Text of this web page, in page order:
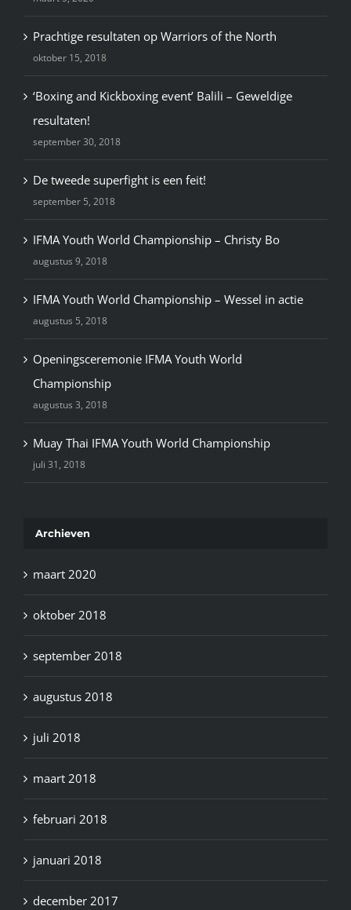
Prachtige resultaten op Warriors of the North
oktober 15, 2018
‘Boxing and Kickboxing event’ Balili – Geweldige
resultaten!
september 30, 2018
De tweede superfight is een feit!
september 5, 2018
IFMA Youth World Championship – Christy Bo
augustus 9, 2018
IFMA Youth World Championship – Wessel in actie
augustus 5, 2018
Openingsceremonie IFMA Youth World
Championship
augustus 3, 2018
Muay Thai IFMA Youth World Championship
juli 31, 2018
Archieven
maart 2020
oktober 2018
september 2018
augustus 2018
juli 2018
maart 2018
februari 2018
januari 2018
december 2017